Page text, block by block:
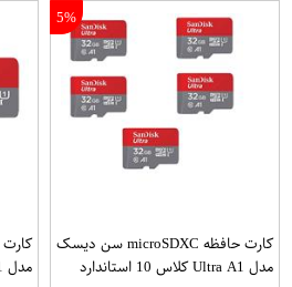
5%
کارت حافظه microSDXC سن دیسک
مدل Ultra A1 کلاس 10 استاندارد